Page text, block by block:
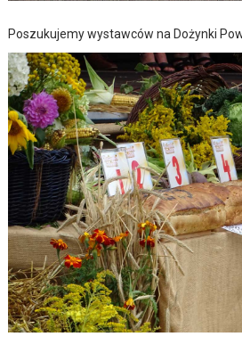
Poszukujemy wystawców na Dożynki